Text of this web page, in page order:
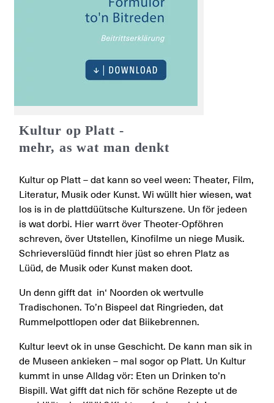
Kultur op Platt -
mehr, as wat man denkt
Kultur op Platt – dat kann so veel ween: Theater, Film,
Literatur, Musik oder Kunst. Wi wüllt hier wiesen, wat
los is in de plattdüütsche Kulturszene. Un för jedeen
is wat dorbi. Hier warrt över Theoter-Opföhren
schreven, över Utstellen, Kinofilme un niege Musik.
Schrieverslüüd finndt hier jüst so ehren Platz as
Lüüd, de Musik oder Kunst maken doot.
Un denn gifft dat in‘ Noorden ok wertvulle
Tradischonen. To’n Bispeel dat Ringrieden, dat
Rummelpottlopen oder dat Biikebrennen.
Kultur leevt ok in unse Geschicht. De kann man sik in
de Museen ankieken – mal sogor op Platt. Un Kultur
kummt in unse Alldag vör: Eten un Drinken to’n
Bispill. Wat gifft dat nich för schöne Rezepte ut de